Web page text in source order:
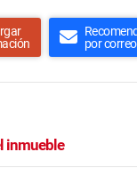
por
inmueble